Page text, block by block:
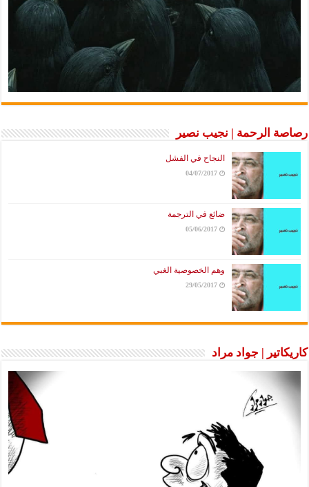
رصاصة الرحمة | نجيب نصير
النجاح في الفشل
04/07/2017
ضائع في الترجمة
05/06/2017
وهم الخصوصية الغبي
29/05/2017
كاريكاتير | جواد مراد